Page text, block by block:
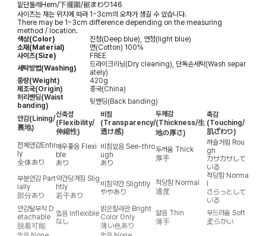
밑단둘레 Hem/下擺圍/裾まわり146
사이즈는 재는 위치에 따라 1~3cm의 오차가 생길 수 있습니다.
There may be 1~3cm difference depending on the measuring
method / location.
색상(Color)
진청(Deep blue), 연청(light blue)
소재(Material)
면(Cotton) 100%
사이즈(Size)
FREE
세탁방법(Washing)
드라이크리닝(Dry cleaning), 단독손세탁(Wash separ
ately)
중량(Weight)
420g
제조국(Origin)
중국(China)
허리밴딩(Waist
banding)
뒷밴딩(Back banding)
안감(Lining/
裏地)
신축성
(Flexibility/
伸縮性)
비침
(Transparency/
透け感)
두께감
(Thickness/生
地の厚さ)
촉감
(Touching/
肌ざわり)
전체안감Entir
ly
全体あり
매우좋음 Flexi
ble
あり
비침있음 See-thro
ugh
あり
두꺼움 Thick
厚手
까슬거림 Rou
gh
カサカサして
いる
부분안감 Part
ially
部分あり
약간당겨짐 Slig
htly
若干あり
비침약간 Slightly
ややあり
적당함 Normal
適度
적당함 Norma
さらっとして
いる
안감탈부착 D
etachable
脱着可能
없음 Inflexible
なし
밝은칼라만 Bright
Color Only
薄い色あり
얇음 Thin
薄手
부드러움 Soft
柔らかい